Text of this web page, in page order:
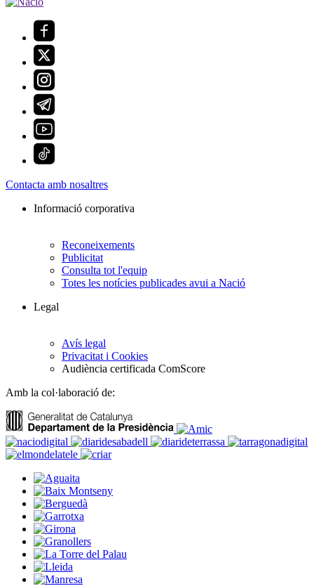
Contacta amb nosaltres
Informació corporativa
Reconeixements
Publicitat
Consulta tot l'equip
Totes les notícies publicades avui a Nació
Legal
Avís legal
Privacitat i Cookies
Audiència certificada ComScore
Amb la col·laboració de: